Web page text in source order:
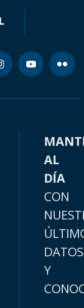
AL
DÍA
CON
DATOS
Y